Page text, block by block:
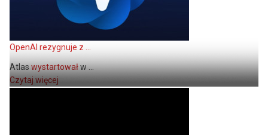
OpenAI rezygnuje z ...
Atlaswystartowałw ...
Czytaj więcej